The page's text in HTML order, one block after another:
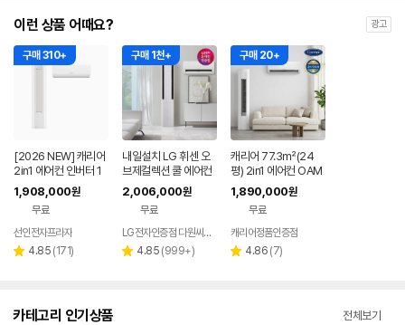
이런 상품 어때요? 광고
구매 310+
[2026 NEW] 캐리어
2in1 에어컨 인버터 1
등급 멀티형 wifi 17평
+6평 투인원 전국 설
치비포함
1,908,000원
무료
선인전자프라자
별 4.85 리
(171)
구매 1천+
내일설치 LG 휘센 오
브제컬렉션 쿨 에어컨
2in1 FQ17FC1EC2
기본설치포함
2,006,000원
무료
LG전자인증점 다원씨앤씨
별 4.85 리
(999+)
구매 20+
캐리어 77.3㎡(24
평) 2in1 에어컨 OAM
B-0852NDWMD전
국기본설치 실외기포
1,890,000원
무료
캐리어정품인증점
별 4.86 리
(7)
카테고리 인기상품 전체보기